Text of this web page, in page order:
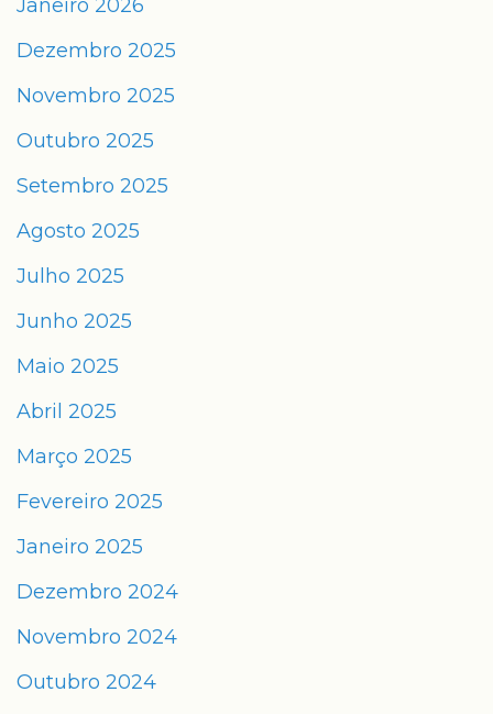
Janeiro 2026
Dezembro 2025
Novembro 2025
Outubro 2025
Setembro 2025
Agosto 2025
Julho 2025
Junho 2025
Maio 2025
Abril 2025
Março 2025
Fevereiro 2025
Janeiro 2025
Dezembro 2024
Novembro 2024
Outubro 2024